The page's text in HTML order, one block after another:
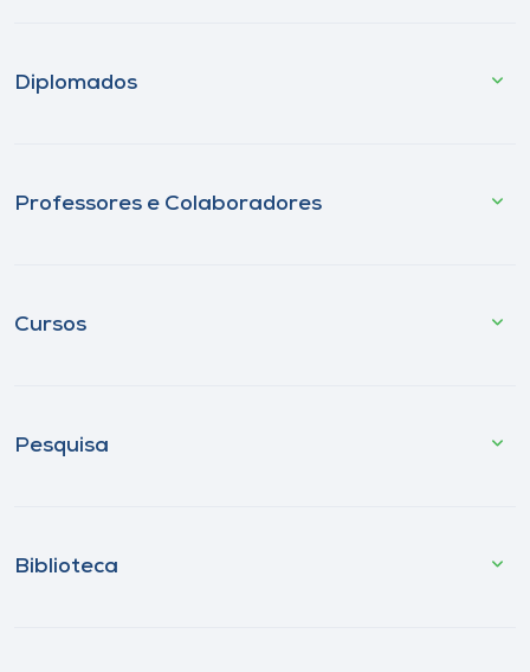
Diplomados
Professores e Colaboradores
Cursos
Pesquisa
Biblioteca